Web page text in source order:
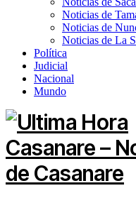
Noticias de
Noticias de
Noticias de La
Política
Judicial
Nacional
Mundo